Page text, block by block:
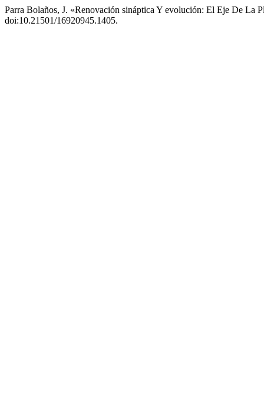
Parra Bolaños, J. «Renovación sináptica Y evolución: El Eje De La
doi:10.21501/16920945.1405.